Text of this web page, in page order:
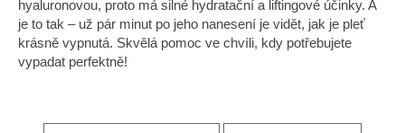
hyaluronovou, proto má silné hydratační a liftingové účinky. A
je to tak – už pár minut po jeho nanesení je vidět, jak je pleť
krásně vypnutá. Skvělá pomoc ve chvíli, kdy potřebujete
vypadat perfektně!